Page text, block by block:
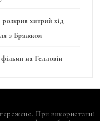
хитрий хід
з Бражком
на Гелловін
При використанні